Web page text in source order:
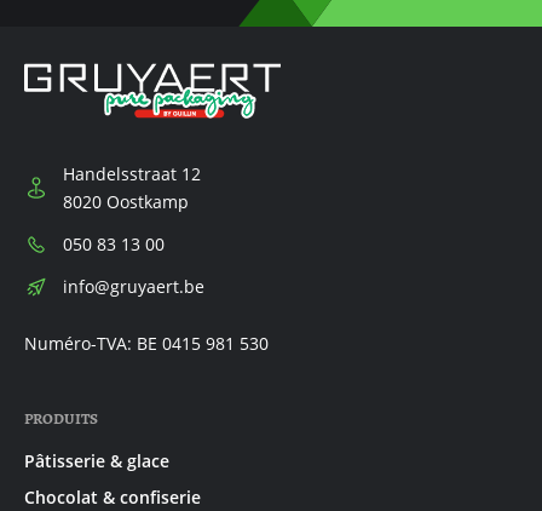
Handelsstraat 12
8020 Oostkamp
Téléphone:
050 83 13 00
E-
info@gruyaert.be
Numéro-TVA: BE 0415 981 530
PRODUITS
Pâtisserie & glace
Chocolat & confiserie